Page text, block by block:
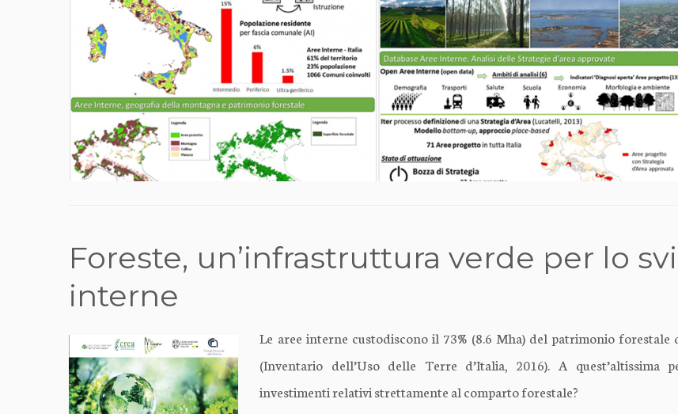
Foreste, un’infrastruttura verde per lo
interne
Le aree interne custodiscono il 73% (8.6 Mha) del patrimonio
(Inventario dell’Uso delle Terre d’Italia, 2016). A quest’altissima
investimenti relativi strettamente al comparto forestale?